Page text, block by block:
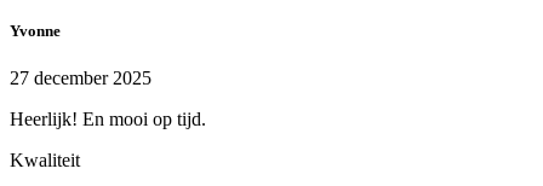
Yvonne
27 december 2025
Heerlijk! En mooi op tijd.
Kwaliteit